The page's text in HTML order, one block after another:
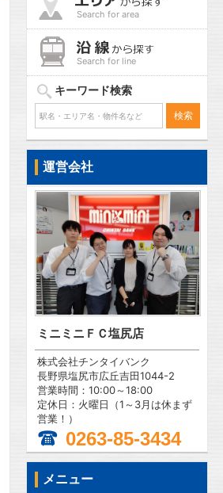
Search for area
Search for line
キーワード検索
運営会社
ミニミニＦＣ塩尻店
株式会社チンタイバンク
長野県塩尻市広丘吉田1044-2
営業時間：10:00～18:00
定休日：火曜日（1～3月は休まず
営業！）
0263-85-3434
メニュー